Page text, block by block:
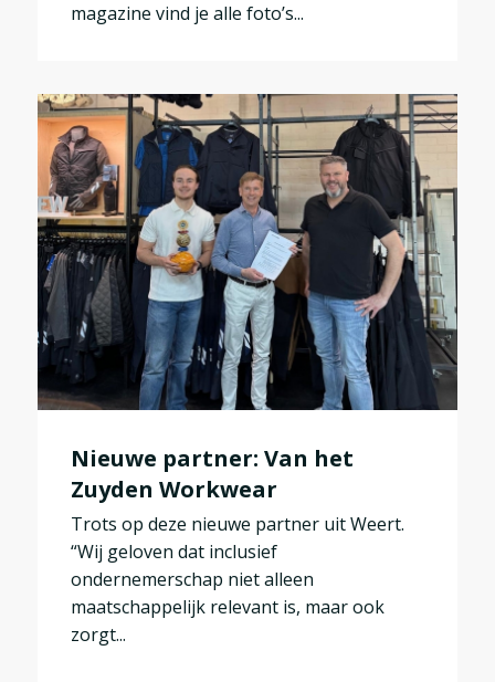
magazine vind je alle foto’s...
Nieuwe partner: Van het
Zuyden Workwear
Trots op deze nieuwe partner uit Weert.
“Wij geloven dat inclusief
ondernemerschap niet alleen
maatschappelijk relevant is, maar ook
zorgt...